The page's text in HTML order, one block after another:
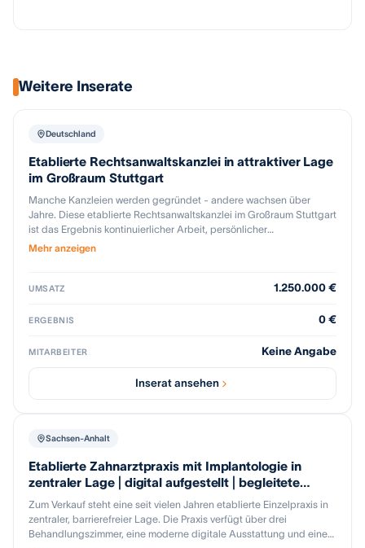
Weitere Inserate
Deutschland
Etablierte Rechtsanwaltskanzlei in attraktiver Lage
im Großraum Stuttgart
Manche Kanzleien werden gegründet - andere wachsen über
Jahre. Diese etablierte Rechtsanwaltskanzlei im Großraum Stuttgart
ist das Ergebnis kontinuierlicher Arbeit, persönlicher
Mandantenbindung und klarer fachlicher Positionierung über viele
Umsätze sorgt. Die Kanzlei ist organisatorisch sehr gut aufgestellt
Entwicklungsmöglichkeiten. Eine sofortige Fortführung ist
Nachfolger nicht nur Mandate, sondern vor allem eines: Vertrauen.
das Ergebnis kontinuierlicher Arbeit, persönlicher
Mandantenbindung und klarer fachlicher Positionierung. Über viele
Kanzlei ist organisatorisch gut aufgestellt, digital anschlussfähig
Mandate, sondern vor allem eines: Vertrauen. Gesucht wird eine
Nachfolgerin oder ein Nachfolger, der auf bestehende Strukturen
aufbauen und diese weiterentwickeln möchte. Das Inserat erfolgt
anonym aus Gründen der Diskretion. Weiterführende Informationen
erhalten ernsthafte Interessenten nach Unterzeichnung einer
Vertraulichkeitsvereinbarung.
Mehr anzeigen
UMSATZ 1.250.000 €
ERGEBNIS 0 €
MITARBEITER Keine Angabe
Inserat ansehen
Sachsen-Anhalt
Etablierte Zahnarztpraxis mit Implantologie in
zentraler Lage | digital aufgestellt | begleitete
Übergabe
Zum Verkauf steht eine seit vielen Jahren etablierte Einzelpraxis in
zentraler, barrierefreier Lage. Die Praxis verfügt über drei
Behandlungszimmer, eine moderne digitale Ausstattung und eine